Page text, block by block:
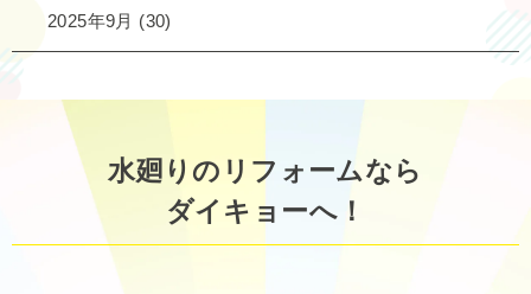
2025年9月 (30)
水廻りのリフォームなら
ダイキョーへ！